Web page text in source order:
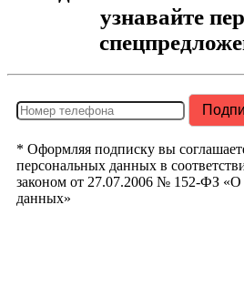
узнавайте
* Оформляя подписку вы
персональных данных в
законом от 27.07.2006 № 152-ФЗ «О
данных»